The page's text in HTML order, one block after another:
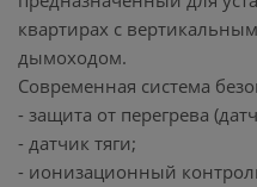
квартирах с
дымоходом.
Современная система
- защита от перегрева
- датчик тяги;
- ионизационный